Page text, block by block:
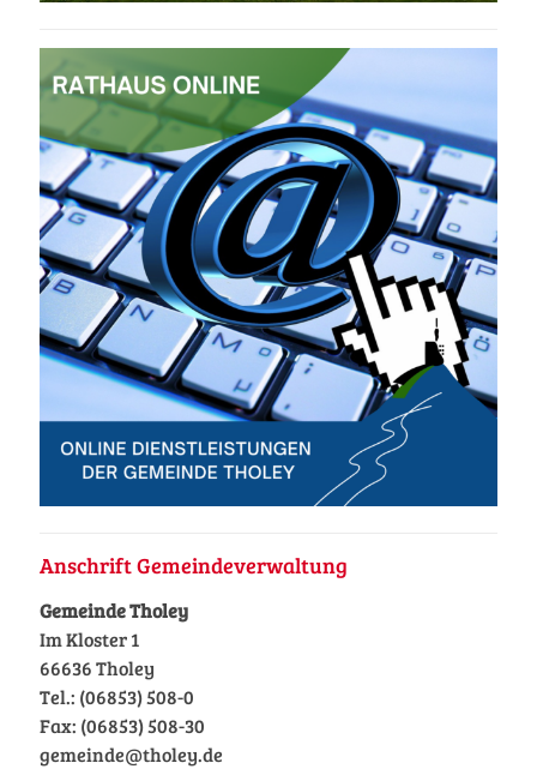
Anschrift Gemeindeverwaltung
Gemeinde Tholey
Im Kloster 1
66636 Tholey
Tel.: (06853) 508-0
Fax: (06853) 508-30
gemeinde@tholey.de